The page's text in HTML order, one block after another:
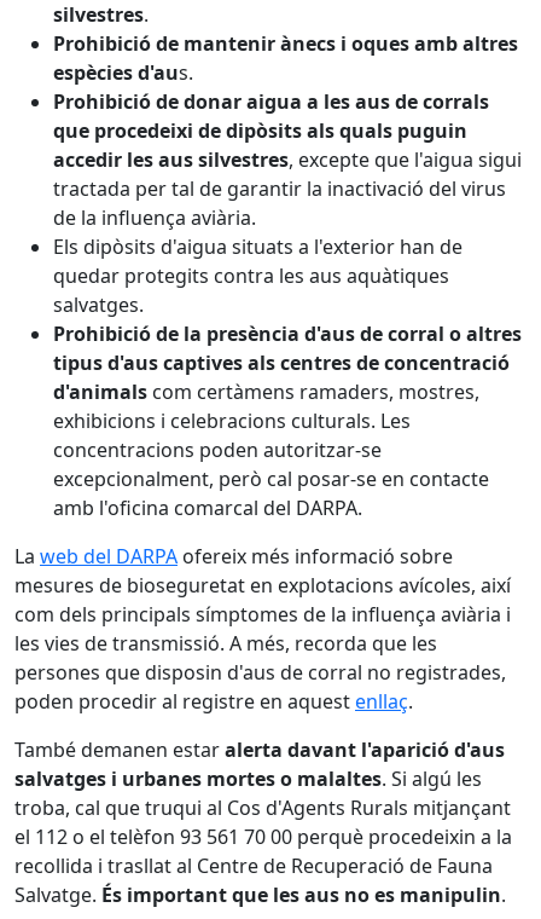
silvestres.
Prohibició de mantenir ànecs i oques amb altres
espècies d'aus.
Prohibició de donar aigua a les aus de corrals
que procedeixi de dipòsits als quals puguin
accedir les aus silvestres, excepte que l'aigua sigui
tractada per tal de garantir la inactivació del virus
de la influença aviària.
Els dipòsits d'aigua situats a l'exterior han de
quedar protegits contra les aus aquàtiques
salvatges.
Prohibició de la presència d'aus de corral o altres
tipus d'aus captives als centres de concentració
d'animals com certàmens ramaders, mostres,
exhibicions i celebracions culturals. Les
concentracions poden autoritzar-se
excepcionalment, però cal posar-se en contacte
amb l'oficina comarcal del DARPA.
La web del DARPA ofereix més informació sobre
mesures de bioseguretat en explotacions avícoles, així
com dels principals símptomes de la influença aviària i
les vies de transmissió. A més, recorda que les
persones que disposin d'aus de corral no registrades,
poden procedir al registre en aquestenllaç.
També demanen estaralerta davant l'aparició d'aus
salvatges i urbanes mortes o malaltes. Si algú les
troba, cal que truqui al Cos d'Agents Rurals mitjançant
el 112 o el telèfon 93 561 70 00 perquè procedeixin a la
recollida i trasllat al Centre de Recuperació de Fauna
Salvatge. És important que les aus no es manipulin.